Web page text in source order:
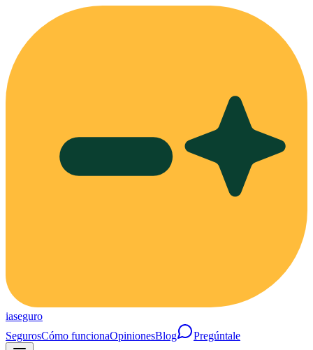
iaseguro
SegurosCómo funcionaOpinionesBlog Pregúntale